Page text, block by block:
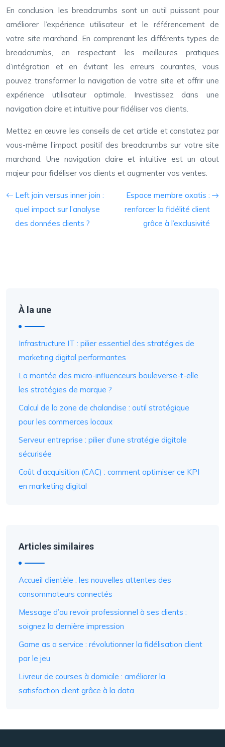
En conclusion, les breadcrumbs sont un outil puissant pour
améliorer l’expérience utilisateur et le référencement de
votre site marchand. En comprenant les différents types de
breadcrumbs, en respectant les meilleures pratiques
d’intégration et en évitant les erreurs courantes, vous
pouvez transformer la navigation de votre site et offrir une
expérience utilisateur optimale. Investissez dans une
navigation claire et intuitive pour fidéliser vos clients.
Mettez en œuvre les conseils de cet article et constatez par
vous-même l’impact positif des breadcrumbs sur votre site
marchand. Une navigation claire et intuitive est un atout
majeur pour fidéliser vos clients et augmenter vos ventes.
Left join versus inner join :
quel impact sur l’analyse
des données clients ?
Espace membre oxatis :
renforcer la fidélité client
grâce à l’exclusivité
À la une
Infrastructure IT : pilier essentiel des stratégies de
marketing digital performantes
La montée des micro-influenceurs bouleverse-t-elle
les stratégies de marque ?
Calcul de la zone de chalandise : outil stratégique
pour les commerces locaux
Serveur entreprise : pilier d’une stratégie digitale
sécurisée
Coût d’acquisition (CAC) : comment optimiser ce KPI
en marketing digital
Articles similaires
Accueil clientèle : les nouvelles attentes des
consommateurs connectés
Message d’au revoir professionnel à ses clients :
soignez la dernière impression
Game as a service : révolutionner la fidélisation client
par le jeu
Livreur de courses à domicile : améliorer la
satisfaction client grâce à la data